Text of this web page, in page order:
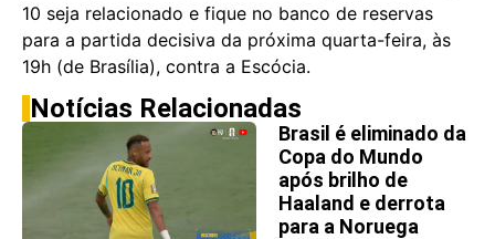
10 seja relacionado e fique no banco de reservas
para a partida decisiva da próxima quarta-feira, às
19h (de Brasília), contra a Escócia.
Notícias Relacionadas
Brasil é eliminado da
Copa do Mundo
após brilho de
Haaland e derrota
para a Noruega